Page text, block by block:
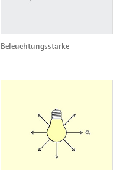
Beleuchtungsstärke